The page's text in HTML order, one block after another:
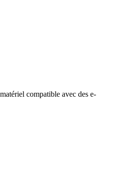
compatible avec des e-